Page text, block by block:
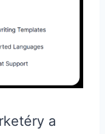
a